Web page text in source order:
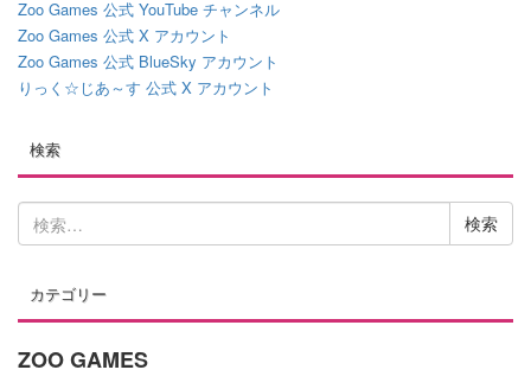
Zoo Games 公式 YouTube チャンネル
Zoo Games 公式 X アカウント
Zoo Games 公式 BlueSky アカウント
りっく☆じあ～す 公式 X アカウント
検索
検
索:
カテゴリー
ZOO GAMES